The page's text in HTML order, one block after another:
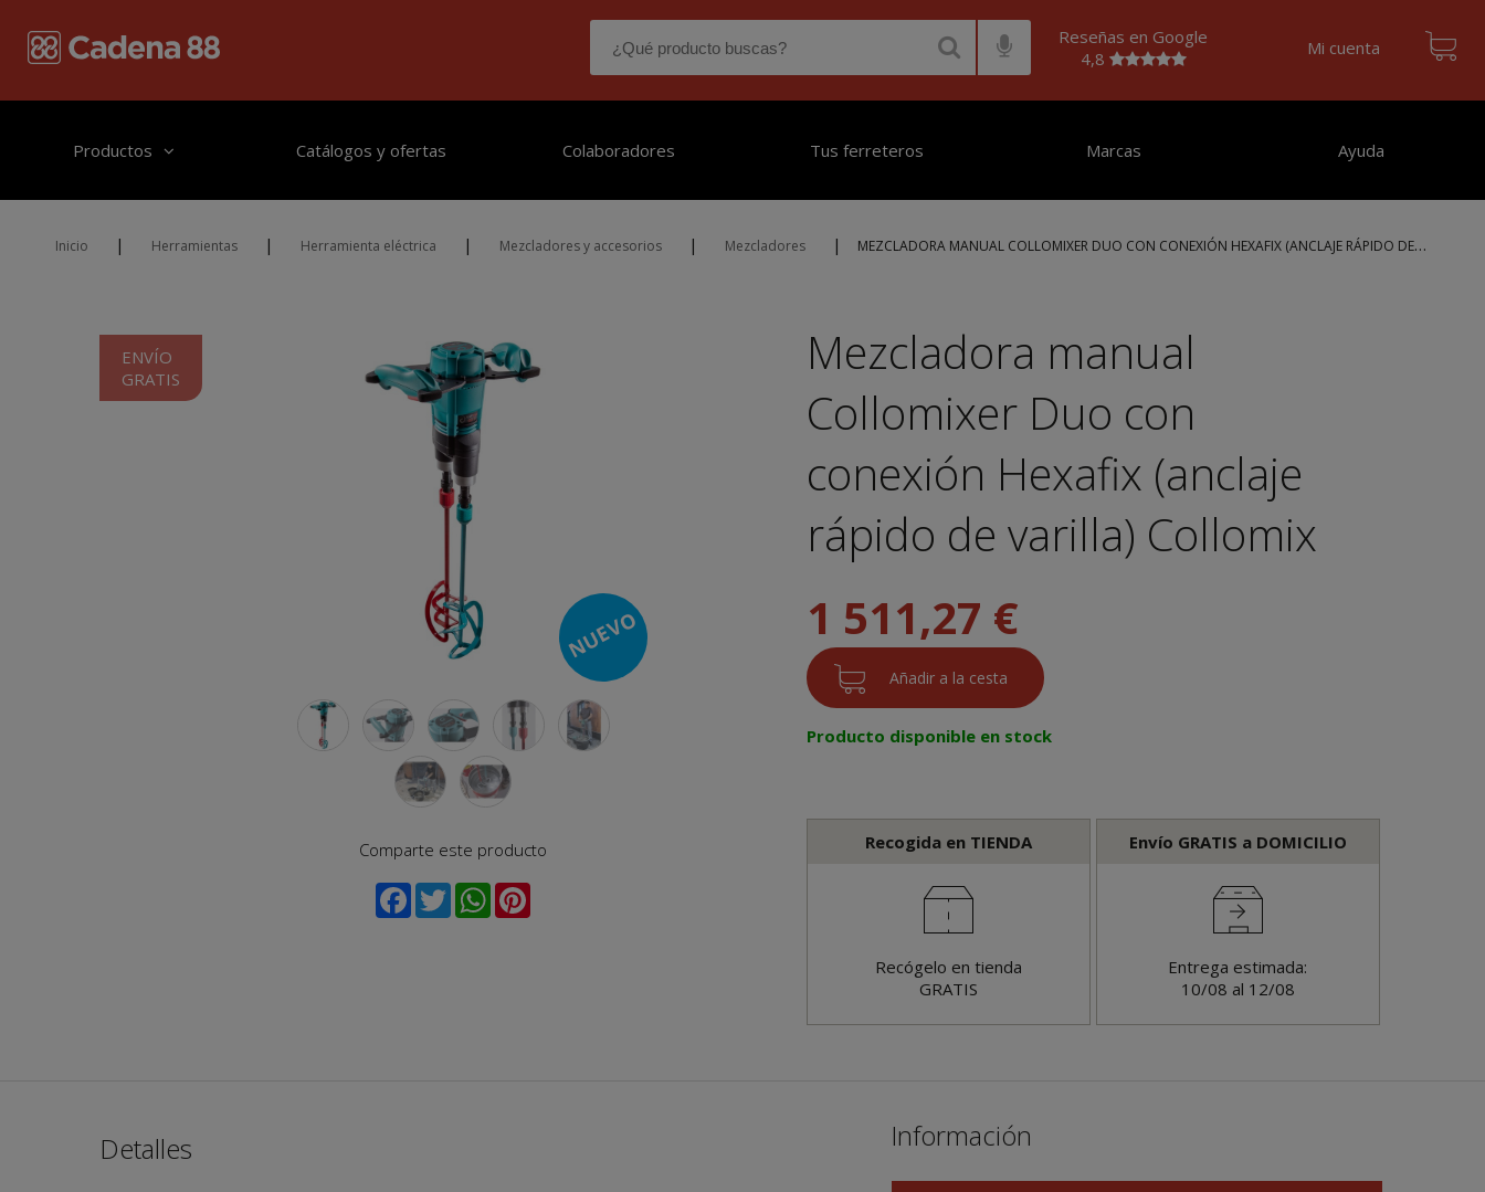
Reseñas en Google
4,8
Mi cuenta
Productos Catálogos y ofertas Colaboradores Tus ferreteros Marcas Ayuda
Inicio | Herramientas | Herramienta eléctrica | Mezcladores y accesorios | Mezcladores |
MEZCLADORA MANUAL COLLOMIXER DUO CON CONEXIÓN HEXAFIX (ANCLAJE RÁPIDO DE
NUEVO
ENVÍO
GRATIS
Comparte este producto
Mezcladora manual
Collomixer Duo con
conexión Hexafix (anclaje
rápido de varilla) Collomix
1 511,27 €
Producto disponible en stock
Recogida en TIENDA
Recógelo en tienda
GRATIS
Envío GRATIS a DOMICILIO
Entrega estimada:
10/08 al 12/08
Detalles Información